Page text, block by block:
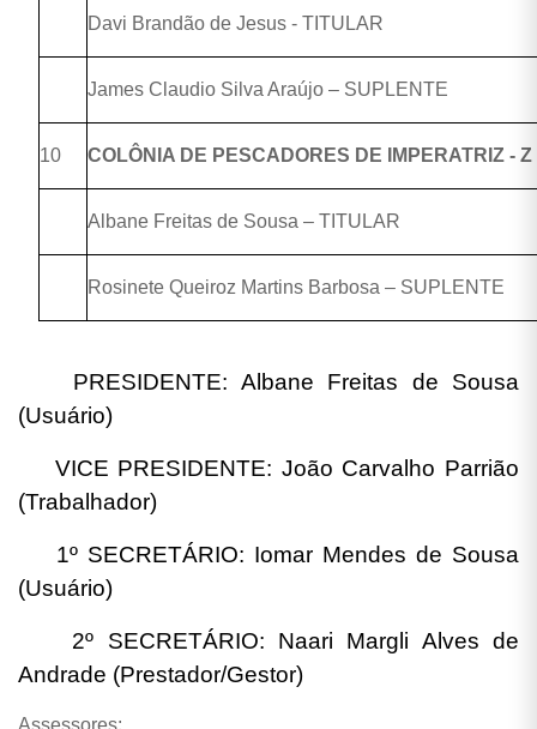
Davi Brandão de Jesus - TITULAR
James Claudio Silva Araújo – SUPLENTE
10 COLÔNIA DE PESCADORES DE IMPERATRIZ - Z
Albane Freitas de Sousa – TITULAR
Rosinete Queiroz Martins Barbosa – SUPLENTE
PRESIDENTE: Albane Freitas de Sousa
(Usuário)
VICE PRESIDENTE: João Carvalho Parrião
(Trabalhador)
1º SECRETÁRIO: Iomar Mendes de Sousa
(Usuário)
2º SECRETÁRIO: Naari Margli Alves de
Andrade (Prestador/Gestor)
Assessores: